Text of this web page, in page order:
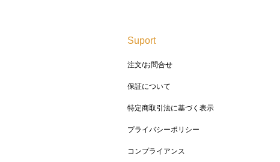
Suport
注文/お問合せ
保証について
特定商取引法に基づく表示
プライバシーポリシー
コンプライアンス